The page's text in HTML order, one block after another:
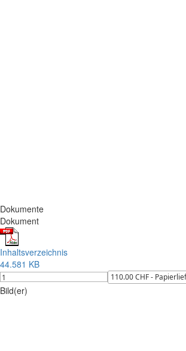
Dokumente
Dokument
Inhaltsverzeichnis
44.581 KB
Bild(er)